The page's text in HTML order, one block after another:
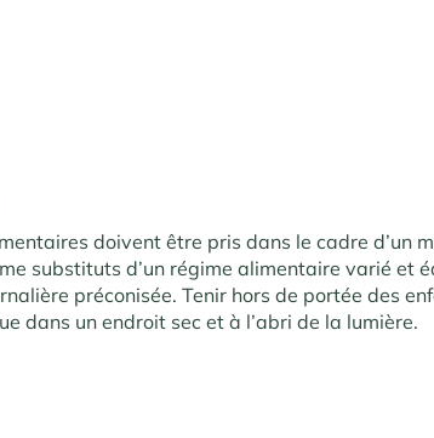
doivent être pris dans le cadre d’un
substituts d’un régime alimentaire varié et
préconisée. Tenir hors de portée des
dans un endroit sec et à l’abri de la lumière.